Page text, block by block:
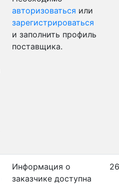
авторизоваться или
зарегистрироваться
и заполнить профиль
поставщика.
Информация о
заказчике доступна